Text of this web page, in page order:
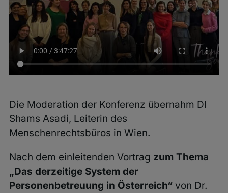
Die Moderation der Konferenz übernahm DI
Shams Asadi, Leiterin des
Menschenrechtsbüros in Wien.
Nach dem einleitenden Vortrag zum Thema
„Das derzeitige System der
Personenbetreuung in Österreich“von Dr.